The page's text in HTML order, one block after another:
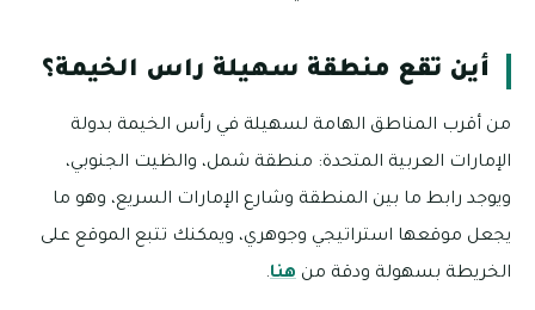
أين تقع منطقة سهيلة راس الخيمة؟
من أقرب المناطق الهامة لسهيلة في رأس الخيمة بدولة
الإمارات العربية المتحدة: منطقة شمل، والظيت الجنوبي،
ويوجد رابط ما بين المنطقة وشارع الإمارات السريع، وهو ما
يجعل موقعها استراتيجي وجوهري، ويمكنك تتبع الموقع على
الخريطة بسهولة ودقة من هنا.